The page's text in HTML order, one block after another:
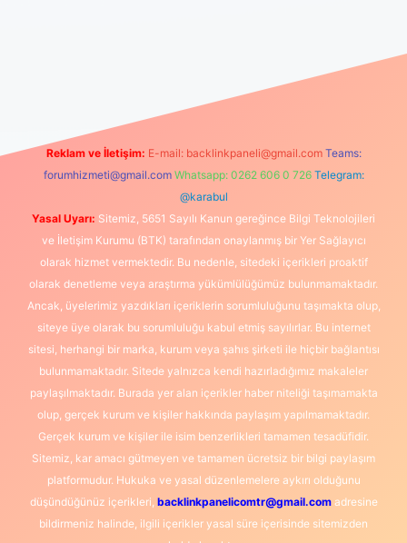
Reklam ve İletişim: E-mail: backlinkpaneli@gmail.com Teams:
forumhizmeti@gmail.com Whatsapp: 0262 606 0 726 Telegram:
@karabul
Yasal Uyarı: Sitemiz, 5651 Sayılı Kanun gereğince Bilgi Teknolojileri
ve İletişim Kurumu (BTK) tarafından onaylanmış bir Yer Sağlayıcı
olarak hizmet vermektedir. Bu nedenle, sitedeki içerikleri proaktif
olarak denetleme veya araştırma yükümlülüğümüz bulunmamaktadır.
Ancak, üyelerimiz yazdıkları içeriklerin sorumluluğunu taşımakta olup,
siteye üye olarak bu sorumluluğu kabul etmiş sayılırlar. Bu internet
sitesi, herhangi bir marka, kurum veya şahıs şirketi ile hiçbir bağlantısı
bulunmamaktadır. Sitede yalnızca kendi hazırladığımız makaleler
paylaşılmaktadır. Burada yer alan içerikler haber niteliği taşımamakta
olup, gerçek kurum ve kişiler hakkında paylaşım yapılmamaktadır.
Gerçek kurum ve kişiler ile isim benzerlikleri tamamen tesadüfidir.
Sitemiz, kar amacı gütmeyen ve tamamen ücretsiz bir bilgi paylaşım
platformudur. Hukuka ve yasal düzenlemelere aykırı olduğunu
düşündüğünüz içerikleri, backlinkpanelicomtr@gmail.comadresine
bildirmeniz halinde, ilgili içerikler yasal süre içerisinde sitemizden